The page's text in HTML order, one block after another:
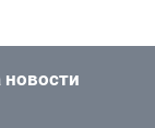
новости